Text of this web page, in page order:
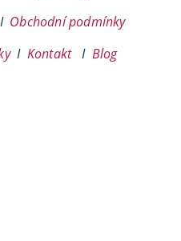
I Obchodní podmínky
I Kontakt I Blog